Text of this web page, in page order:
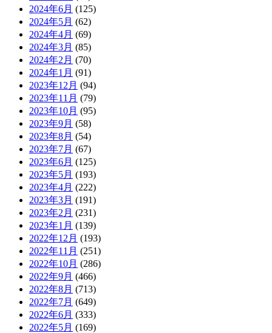
2024年6月 (125)
2024年5月 (62)
2024年4月 (69)
2024年3月 (85)
2024年2月 (70)
2024年1月 (91)
2023年12月 (94)
2023年11月 (79)
2023年10月 (95)
2023年9月 (58)
2023年8月 (54)
2023年7月 (67)
2023年6月 (125)
2023年5月 (193)
2023年4月 (222)
2023年3月 (191)
2023年2月 (231)
2023年1月 (139)
2022年12月 (193)
2022年11月 (251)
2022年10月 (286)
2022年9月 (466)
2022年8月 (713)
2022年7月 (649)
2022年6月 (333)
2022年5月 (169)